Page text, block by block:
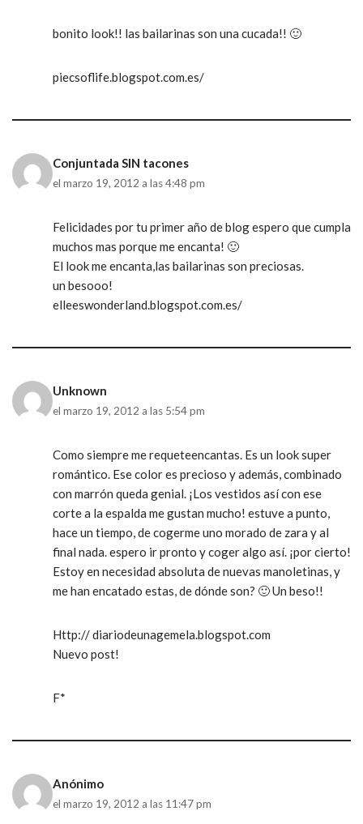
bonito look!! las bailarinas son una cucada!! 🙂
piecsoflife.blogspot.com.es/
Conjuntada SIN tacones
el marzo 19, 2012 a las 4:48 pm
Felicidades por tu primer año de blog espero que cumpla
muchos mas porque me encanta! 🙂
El look me encanta,las bailarinas son preciosas.
un besooo!
elleeswonderland.blogspot.com.es/
Unknown
el marzo 19, 2012 a las 5:54 pm
Como siempre me requeteencantas. Es un look super
romántico. Ese color es precioso y además, combinado
con marrón queda genial. ¡Los vestidos así con ese
corte a la espalda me gustan mucho! estuve a punto,
hace un tiempo, de cogerme uno morado de zara y al
final nada. espero ir pronto y coger algo así. ¡por cierto!
Estoy en necesidad absoluta de nuevas manoletinas, y
me han encatado estas, de dónde son? 🙂 Un beso!!
Http:// diariodeunagemela.blogspot.com
Nuevo post!
F*
Anónimo
el marzo 19, 2012 a las 11:47 pm